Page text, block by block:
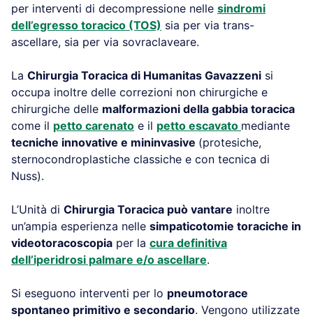
per interventi di decompressione nelle sindromi
dell’egresso toracico (TOS) sia per via trans-
ascellare, sia per via sovraclaveare.
La Chirurgia Toracica di Humanitas Gavazzeni si
occupa inoltre delle correzioni non chirurgiche e
chirurgiche delle malformazioni della gabbia toracica
come il petto carenato e il petto escavato mediante
tecniche innovative e mininvasive (protesiche,
sternocondroplastiche classiche e con tecnica di
Nuss).
L’Unità di Chirurgia Toracica può vantare inoltre
un’ampia esperienza nelle simpaticotomie toraciche in
videotoracoscopia per la cura definitiva
dell’iperidrosi palmare e/o ascellare.
Si eseguono interventi per lo pneumotorace
spontaneo primitivo e secondario. Vengono utilizzate